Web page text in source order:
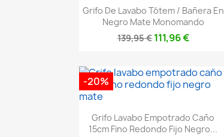
Vista rápida
Grifo De Lavabo Tótem / Bañera En
Negro Mate Monomando
139,95 € 111,96 €
Vista rápida
Grifo Lavabo Empotrado Caño
15cm Fino Redondo Fijo Negro...
-20%